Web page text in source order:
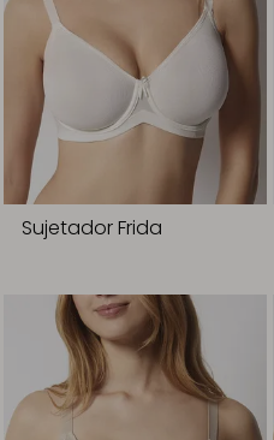
Sujetador Frida